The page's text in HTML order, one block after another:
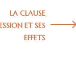
LA CLAUSE
ET SES
EFFETS